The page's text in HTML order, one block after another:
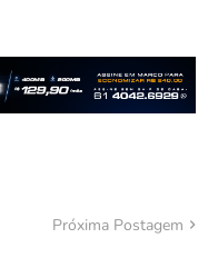
Próxima Postagem